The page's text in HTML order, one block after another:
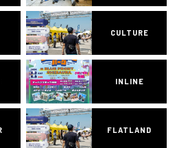
CULTURE
INLINE
FLATLAND